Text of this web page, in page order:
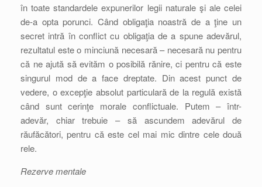
în toate standardele expunerilor legii naturale şi ale celei
de-a opta porunci. Când obligaţia noastră de a ţine un
secret intră în conflict cu obligaţia de a spune adevărul,
rezultatul este o minciună necesară – necesară nu pentru
că ne ajută să evităm o posibilă rănire, ci pentru că este
singurul mod de a face dreptate. Din acest punct de
vedere, o excepţie absolut particulară de la regulă există
când sunt cerinţe morale conflictuale. Putem – într-
adevăr, chiar trebuie – să ascundem adevărul de
răufăcători, pentru că este cel mai mic dintre cele două
rele.
Rezerve mentale